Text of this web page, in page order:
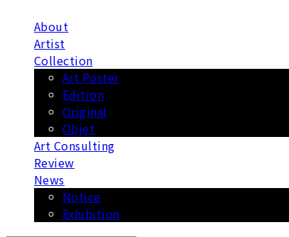
About
Artist
Collection
Art Poster
Edition
Original
Objet
Art Consulting
Review
News
Notice
Exhibition